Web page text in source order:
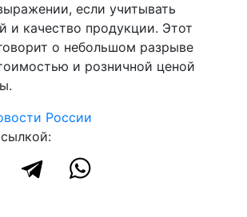
если учитывать
и качество продукции. Этот
о небольшом разрыве
и розничной ценой
России